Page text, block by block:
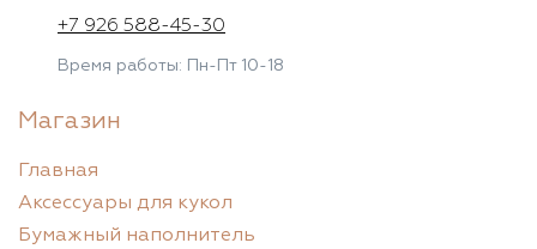
+7 926 588-45-30
Время работы: Пн-Пт 10-18
Магазин
Главная
Аксессуары для кукол
Бумажный наполнитель